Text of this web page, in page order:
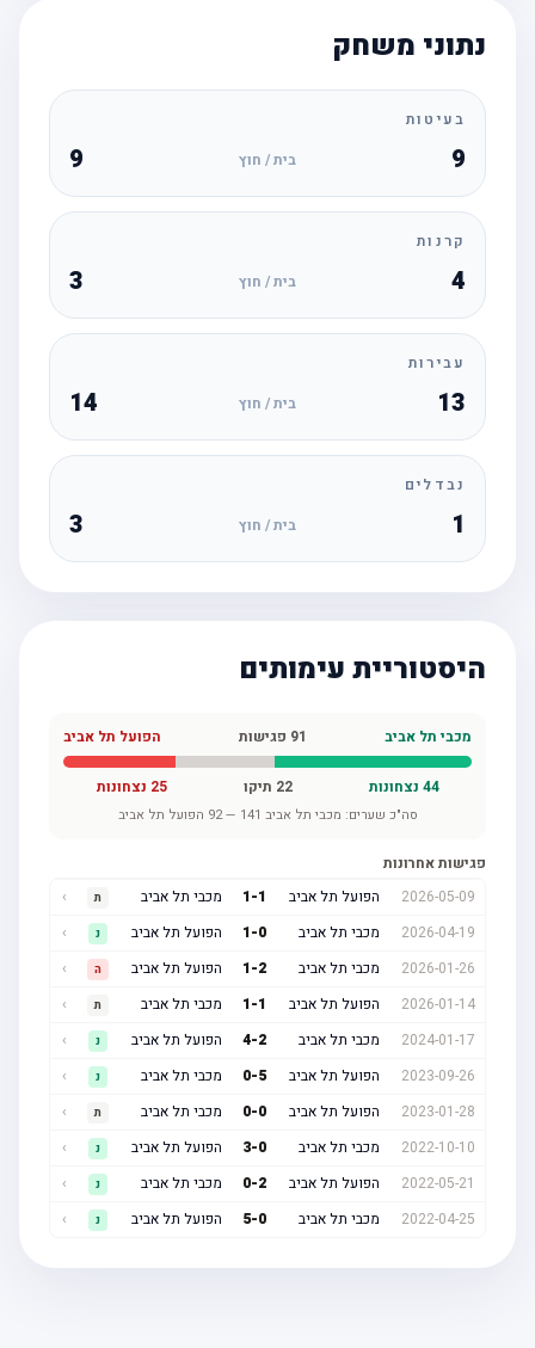
נתוני משחק
בעיטות
בית / חוץ
קרנות
בית / חוץ
עבירות
13 בית / חוץ 14
נבדלים
בית / חוץ
היסטוריית עימותים
מכבי תל אביב פגישות הפועל תל אביב
44נצחונות 22תיקו 25נצחונות
סה"כ שערים:מכבי תל אביב141
—
92הפועל תל אביב
פגישות אחרונות
2026-05-09
הפועל תל אביב 1 מכבי תל אביב
2026-04-19
מכבי תל אביב 1- הפועל תל אביב
2026-01-26
מכבי תל אביב 1- הפועל תל אביב
2026-01-14
הפועל תל אביב 1 מכבי תל אביב
2024-01-17
מכבי תל אביב 4- הפועל תל אביב
2023-09-26
הפועל תל אביב 0- מכבי תל אביב
2023-01-28
הפועל תל אביב 0- מכבי תל אביב
2022-10-10
מכבי תל אביב 3- הפועל תל אביב
2022-05-21
הפועל תל אביב 0- מכבי תל אביב
2022-04-25
מכבי תל אביב 5- הפועל תל אביב